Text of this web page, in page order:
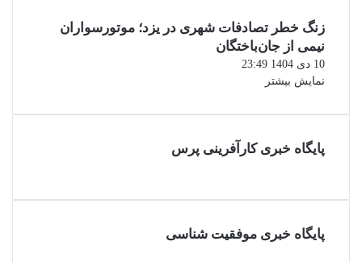
زنگ خطر تصادفات شهری در یزد؛ موتورسواران
نیمی از جان‌باختگان
10 دی 1404 23:49
نمایش بیشتر
پایگاه خبری کارآفرینی پرس
پایگاه خبری موفقیت شناسی